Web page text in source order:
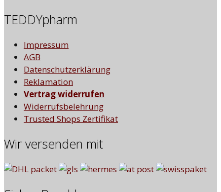
TEDDYpharm
Impressum
AGB
Datenschutzerklärung
Reklamation
Vertrag widerrufen
Widerrufsbelehrung
Trusted Shops Zertifikat
Wir versenden mit